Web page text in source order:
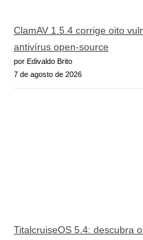
ClamAV 1.5.4 corrige oito
antivírus open-source
por Edivaldo Brito
7 de agosto de 2026
TitalcruiseOS 5.4: descubra